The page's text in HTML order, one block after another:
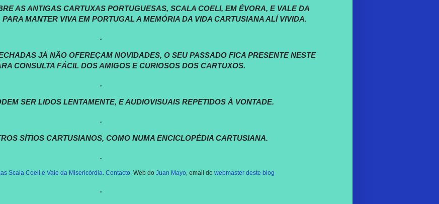
AS ANTIGAS CARTUXAS PORTUGUESAS, SCALA COELI, EM ÉVORA, E VALE DA
MANTER VIVA EM PORTUGAL A MEMÓRIA DA VIDA CARTUSIANA ALÍ VIVIDA.
.
JÁ NÃO OFEREÇAM NOVIDADES, O SEU PASSADO FICA PRESENTE NESTE
CONSULTA FÁCIL DOS AMIGOS E CURIOSOS DOS CARTUXOS.
.
SER LIDOS LENTAMENTE, E AUDIOVISUAIS REPETIDOS À VONTADE.
.
SÍTIOS CARTUSIANOS, COMO NUMA ENCICLOPÉDIA CARTUSIANA.
.
Scala Coeli e Vale da Misericórdia. Contacto. Web do Juan Mayo, email do webmaster deste blog
.